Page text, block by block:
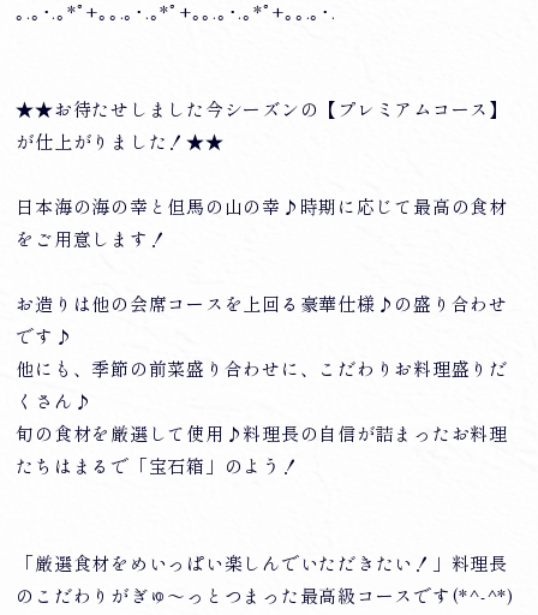
｡.｡･.｡*ﾟ+｡｡.｡･.｡*ﾟ+｡｡.｡･.｡*ﾟ+｡｡.｡･.
★★お待たせしました今シーズンの【プレミアムコース】
が仕上がりました！★★
日本海の海の幸と但馬の山の幸♪時期に応じて最高の食材
をご用意します！
お造りは他の会席コースを上回る豪華仕様♪の盛り合わせ
です♪
他にも、季節の前菜盛り合わせに、こだわりお料理盛りだ
くさん♪
旬の食材を厳選して使用♪料理長の自信が詰まったお料理
たちはまるで「宝石箱」のよう！
「厳選食材をめいっぱい楽しんでいただきたい！」料理長
のこだわりがぎゅ～っとつまった最高級コースです(*^-^*)